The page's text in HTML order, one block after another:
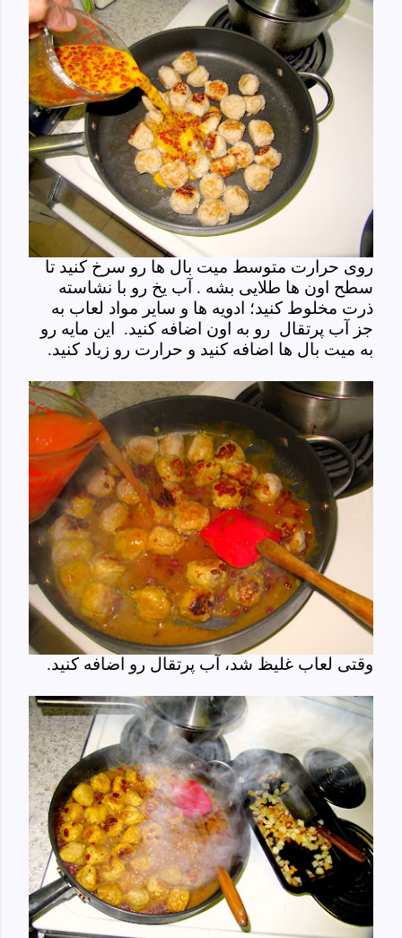
روی حرارت متوسط میت بال ها رو سرخ کنید تا
سطح اون ها طلایی بشه . آب یخ رو با نشاسته
ذرت مخلوط کنید؛ ادویه ها و سایر مواد لعاب به
جز آب پرتقال رو به اون اضافه کنید. این مایه رو
به میت بال ها اضافه کنید و حرارت رو زیاد کنید.
وقتی لعاب غلیظ شد، آب پرتقال رو اضافه کنید.